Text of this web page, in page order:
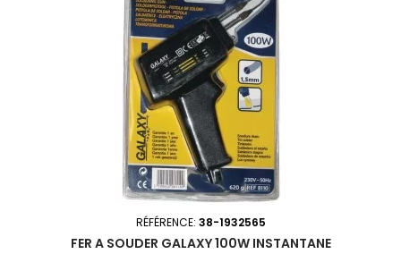
RÉFÉRENCE: 38-1932565
FER A SOUDER GALAXY 100W INSTANTANE